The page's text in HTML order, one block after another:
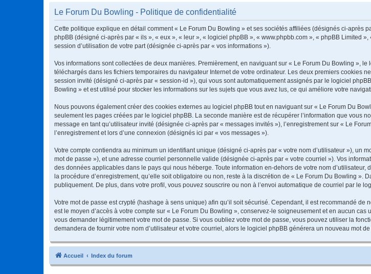
Le Forum Du Bowling - Politique de confidentialité
Cette politique explique en détail comment « Le Forum Du Bowling » et ses sociétés affiliées (désignés ci-après
phpBB (désigné ci-après par « ils », « eux », « leur », « logiciel phpBB », « www.phpbb.com », « phpBB Limited
session d’utilisation de votre part (désignée ci-après par « vos informations »).
Vos informations sont collectées de deux manières. Premièrement, en naviguant sur « Le Forum Du Bowling »,
téléchargés dans les fichiers temporaires du navigateur Internet de votre ordinateur. Les deux premiers cookies
session invité (désigné ci-après par « session-id »), qui vous sont automatiquement assignés par le logiciel
Bowling » et est utilisé pour stocker les informations sur les sujets que vous avez lus, ce qui améliore votre
Nous pouvons également créer des cookies externes au logiciel phpBB tout en naviguant sur « Le Forum Du
seulement les pages créées par le logiciel phpBB. La seconde manière est de récupérer l’information que vous
message en tant qu’utilisateur invité (désignée ci-après par « messages invités »), l’enregistrement sur « Le
l’enregistrement et lors d’une connexion (désignés ici par « vos messages »).
Votre compte contiendra au minimum un identifiant unique (désigné ci-après par « votre nom d’utilisateur »), un
mot de passe »), et une adresse courriel personnelle valide (désignée ci-après par « votre courriel »). Vos
des données applicables dans le pays qui nous héberge. Toute information en-dehors de votre nom
la procédure d’enregistrement, qu’elle soit obligatoire ou non, reste à la discrétion de « Le Forum Du Bowling
publiquement. De plus, dans votre profil, vous pouvez souscrire ou non à l’envoi automatique de courriel par le
Votre mot de passe est crypté (hashage à sens unique) afin qu’il soit sécurisé. Cependant, il est recommandé
est le moyen d’accès à votre compte sur « Le Forum Du Bowling », conservez-le soigneusement et en aucun
vous demander légitimement votre mot de passe. Si vous oubliez votre mot de passe, vous pouvez utiliser la
demandera de fournir votre nom d’utilisateur et votre courriel, alors le logiciel phpBB générera un nouveau mot
Accueil Index du forum